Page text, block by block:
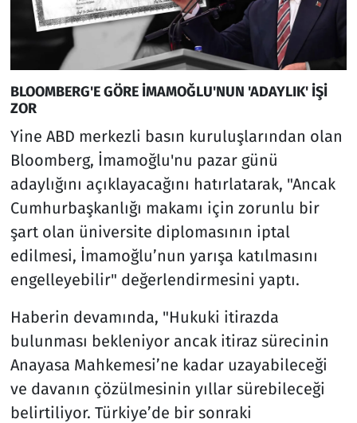
BLOOMBERG'E GÖRE İMAMOĞLU'NUN 'ADAYLIK' İŞİ
ZOR
Yine ABD merkezli basın kuruluşlarından olan
Bloomberg, İmamoğlu'nu pazar günü
adaylığını açıklayacağını hatırlatarak, "Ancak
Cumhurbaşkanlığı makamı için zorunlu bir
şart olan üniversite diplomasının iptal
edilmesi, İmamoğlu’nun yarışa katılmasını
engelleyebilir" değerlendirmesini yaptı.
Haberin devamında, "Hukuki itirazda
bulunması bekleniyor ancak itiraz sürecinin
Anayasa Mahkemesi’ne kadar uzayabileceği
ve davanın çözülmesinin yıllar sürebileceği
belirtiliyor. Türkiye’de bir sonraki